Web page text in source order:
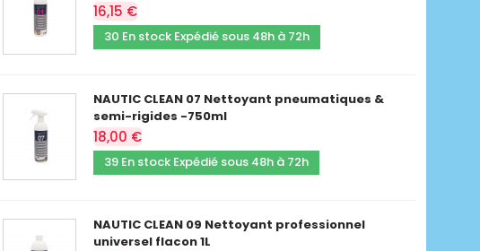
16,15 €
30 En stock Expédié sous 48h à 72h
NAUTIC CLEAN 07 Nettoyant pneumatiques &
semi-rigides -750ml
18,00 €
39 En stock Expédié sous 48h à 72h
NAUTIC CLEAN 09 Nettoyant professionnel
universel flacon 1L